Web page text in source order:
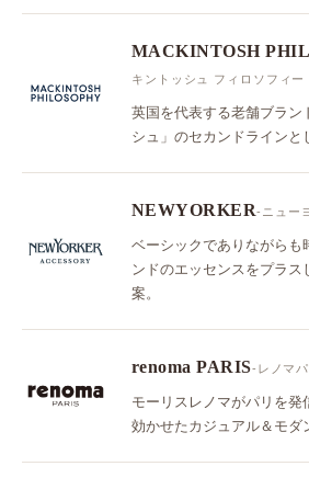
MACKINTOSH
キントッシュ フィロソフィー
英国を代表する老舗ブラン
シュ」のセカンドラインと
NEWYORKER-ニュー
ベーシックでありながらも
ンドのエッセンスをプラス
案。
renoma PARIS-レノマパ
モーリスレノマがパリを発
効かせたカジュアル＆モダ